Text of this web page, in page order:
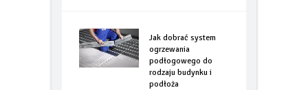
Jak dobrać system
ogrzewania
podłogowego do
rodzaju budynku i
podłoża